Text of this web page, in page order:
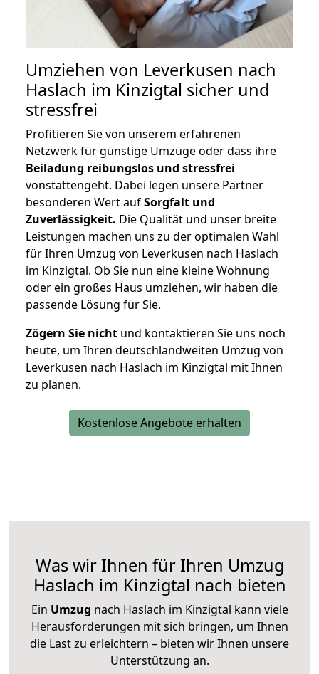
Umziehen von Leverkusen nach
Haslach im Kinzigtal sicher und
stressfrei
Profitieren Sie von unserem erfahrenen
Netzwerk für günstige Umzüge oder dass ihre
Beiladung reibungslos und stressfrei
vonstattengeht. Dabei legen unsere Partner
besonderen Wert aufSorgfalt und
Zuverlässigkeit. Die Qualität und unser breite
Leistungen machen uns zu der optimalen Wahl
für Ihren Umzug von Leverkusen nach Haslach
im Kinzigtal. Ob Sie nun eine kleine Wohnung
oder ein großes Haus umziehen, wir haben die
passende Lösung für Sie.
Zögern Sie nicht und kontaktieren Sie uns noch
heute, um Ihren deutschlandweiten Umzug von
Leverkusen nach Haslach im Kinzigtal mit Ihnen
zu planen.
Kostenlose Angebote erhalten
Was wir Ihnen für Ihren Umzug
Haslach im Kinzigtal nach bieten
Ein Umzug nach Haslach im Kinzigtal kann viele
Herausforderungen mit sich bringen, um Ihnen
die Last zu erleichtern – bieten wir Ihnen unsere
Unterstützung an.